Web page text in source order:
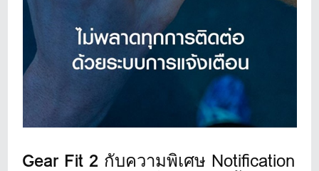
Gear Fit 2 กับความพิเศษ Notification